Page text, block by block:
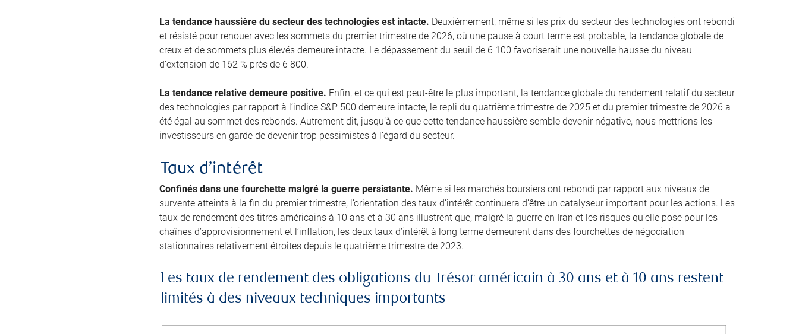
La tendance haussière du secteur des technologies est intacte. Deuxièmement, même si les prix du secteur des technologies ont rebondi
et résisté pour renouer avec les sommets du premier trimestre de 2026, où une pause à court terme est probable, la tendance globale de
creux et de sommets plus élevés demeure intacte. Le dépassement du seuil de 6 100 favoriserait une nouvelle hausse du niveau
d’extension de 162 % près de 6 800.
La tendance relative demeure positive. Enfin, et ce qui est peut-être le plus important, la tendance globale du rendement relatif du secteur
des technologies par rapport à l’indice S&P 500 demeure intacte, le repli du quatrième trimestre de 2025 et du premier trimestre de 2026 a
été égal au sommet des rebonds. Autrement dit, jusqu’à ce que cette tendance haussière semble devenir négative, nous mettrions les
investisseurs en garde de devenir trop pessimistes à l’égard du secteur.
Taux d’intérêt
Confinés dans une fourchette malgré la guerre persistante. Même si les marchés boursiers ont rebondi par rapport aux niveaux de
survente atteints à la fin du premier trimestre, l’orientation des taux d’intérêt continuera d’être un catalyseur important pour les actions. Les
taux de rendement des titres américains à 10 ans et à 30 ans illustrent que, malgré la guerre en Iran et les risques qu’elle pose pour les
chaînes d’approvisionnement et l’inflation, les deux taux d’intérêt à long terme demeurent dans des fourchettes de négociation
stationnaires relativement étroites depuis le quatrième trimestre de 2023.
Les taux de rendement des obligations du Trésor américain à 30 ans et à 10 ans restent
limités à des niveaux techniques importants